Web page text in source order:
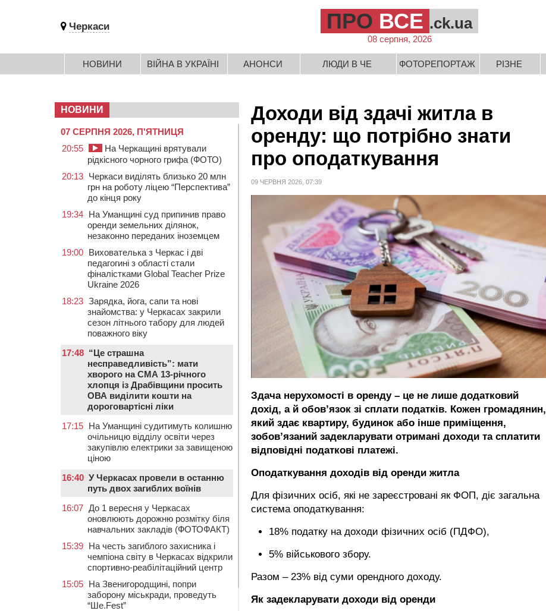
Черкаси ПРО ВСЕ .ck.ua
08 серпня, 2026
НОВИНИ ВІЙНА В УКРАЇНІ АНОНСИ ЛЮДИ В ЧЕ ФОТОРЕПОРТАЖ РІЗНЕ
Доходи від здачі житла в
оренду: що потрібно знати
про оподаткування
09 ЧЕРВНЯ 2026, 07:39
Здача нерухомості в оренду – це не лише додатковий
дохід, а й обов’язок зі сплати податків. Кожен громадянин,
який здає квартиру, будинок або інше приміщення,
зобов’язаний задекларувати отримані доходи та сплатити
відповідні податкові платежі.
Оподаткування доходів від оренди житла
Для фізичних осіб, які не зареєстровані як ФОП, діє загальна
система оподаткування:
18% податку на доходи фізичних осіб (ПДФО),
5% військового збору.
Разом – 23% від суми орендного доходу.
Як задекларувати доходи від оренди
НОВИНИ
07 СЕРПНЯ 2026, П'ЯТНИЦЯ
20:55
На Черкащині врятували
рідкісного чорного грифа (ФОТО)
20:13 Черкаси виділять близько 20 млн
грн на роботу ліцею “Перспектива”
до кінця року
19:34 На Уманщині суд припинив право
оренди земельних ділянок,
незаконно переданих іноземцем
19:00 Вихователька з Черкас і дві
педагогині з області стали
фіналістками Global Teacher Prize
Ukraine 2026
18:23 Зарядка, йога, сапи та нові
знайомства: у Черкасах закрили
сезон літнього табору для людей
поважного віку
17:48 “Це страшна
несправедливість”: мати
хворого на СМА 13-річного
хлопця із Драбівщини просить
ОВА виділити кошти на
дороговартісні ліки
17:15 На Уманщині судитимуть колишню
очільницю відділу освіти через
закупівлю електрики за завищеною
ціною
16:40 У Черкасах провели в останню
путь двох загиблих воїнів
16:07 До 1 вересня у Черкасах
оновлюють дорожню розмітку біля
навчальних закладів (ФОТОФАКТ)
15:39 На честь загиблого захисника і
чемпіона світу в Черкасах відкрили
спортивно-реабілітаційний центр
15:05 На Звенигородщині, попри
заборону міськради, проведуть
“Ше.Fest”